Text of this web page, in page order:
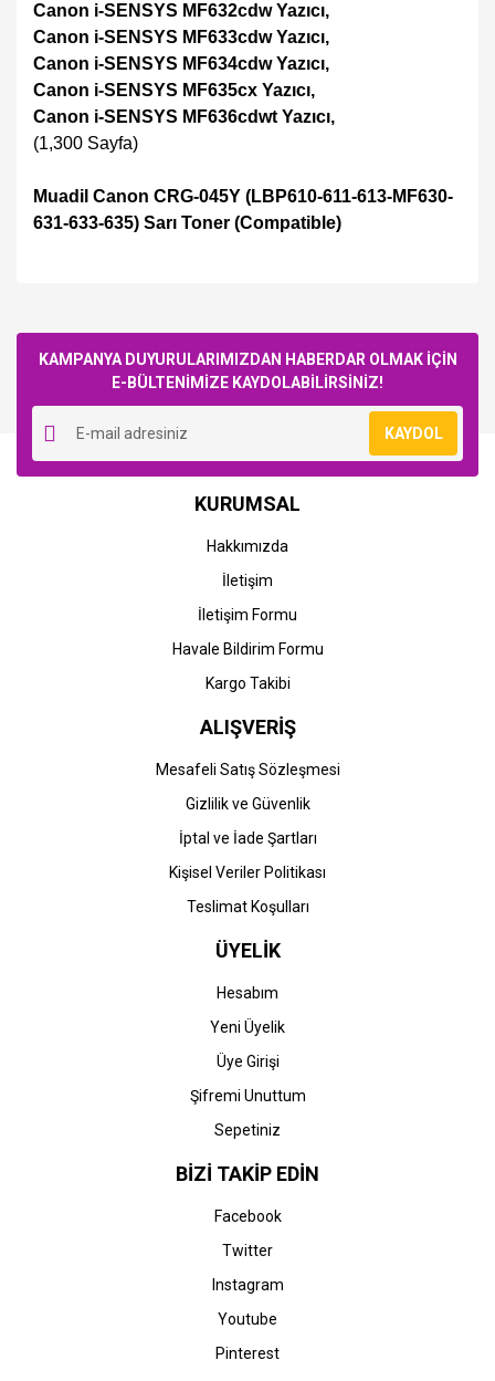
Canon i-SENSYS MF632cdw Yazıcı,
Canon i-SENSYS MF633cdw Yazıcı,
Canon i-SENSYS MF634cdw Yazıcı,
Canon i-SENSYS MF635cx Yazıcı,
Canon i-SENSYS MF636cdwt Yazıcı,
(1,300 Sayfa)
Muadil Canon CRG-045Y (LBP610-611-613-MF630-
631-633-635) Sarı Toner (Compatible)
KAMPANYA DUYURULARIMIZDAN HABERDAR OLMAK İÇİN
E-BÜLTENİMİZE KAYDOLABİLİRSİNİZ!
KAYDOL
KURUMSAL
Hakkımızda
İletişim
İletişim Formu
Havale Bildirim Formu
Kargo Takibi
ALIŞVERİŞ
Mesafeli Satış Sözleşmesi
Gizlilik ve Güvenlik
İptal ve İade Şartları
Kişisel Veriler Politikası
Teslimat Koşulları
ÜYELİK
Hesabım
Yeni Üyelik
Üye Girişi
Şifremi Unuttum
Sepetiniz
BİZİ TAKİP EDİN
Facebook
Twitter
Instagram
Youtube
Pinterest